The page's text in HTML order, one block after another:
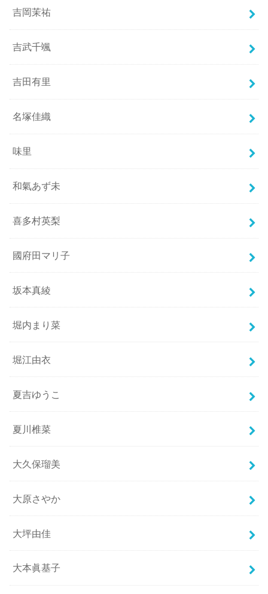
吉岡茉祐
吉武千颯
吉田有里
名塚佳織
味里
和氣あず未
喜多村英梨
國府田マリ子
坂本真綾
堀内まり菜
堀江由衣
夏吉ゆうこ
夏川椎菜
大久保瑠美
大原さやか
大坪由佳
大本眞基子